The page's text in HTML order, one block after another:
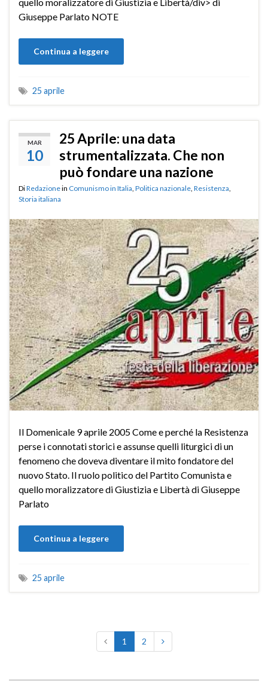
Giuseppe Parlato NOTE
Continua a leggere
25 aprile
MAR
10
25 Aprile: una data
strumentalizzata. Che non
può fondare una nazione
DiRedazionein Comunismo in Italia, Politica nazionale, Resistenza,
Storia italiana
Il Domenicale 9 aprile 2005 Come e perché la Resistenza
perse i connotati storici e assunse quelli liturgici di un
fenomeno che doveva diventare il mito fondatore del
nuovo Stato. Il ruolo politico del Partito Comunista e
quello moralizzatore di Giustizia e Libertà di Giuseppe
Parlato
Continua a leggere
25 aprile
1 2